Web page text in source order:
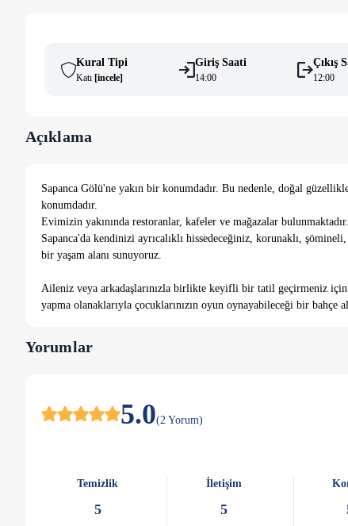
Kural Tipi
Katı [i̇ncele]
Giriş Saati
14:00
Çıkış
12:00
Açıklama
Sapanca Gölü'ne yakın bir konumdadır. Bu nedenle, doğal
konumdadır.
Evimizin yakınında restoranlar, kafeler ve mağazalar bulunmaktadır.
Sapanca'da kendinizi ayrıcalıklı hissedeceğiniz, korunaklı,
bir yaşam alanı sunuyoruz.
Aileniz veya arkadaşlarınızla birlikte keyifli bir tatil geçirmeniz
yapma olanaklarıyla çocuklarınızın oyun oynayabileceği bir bahçe
Yorumlar
5.0(2 Yorum)
Temizlik
5
İletişim
5